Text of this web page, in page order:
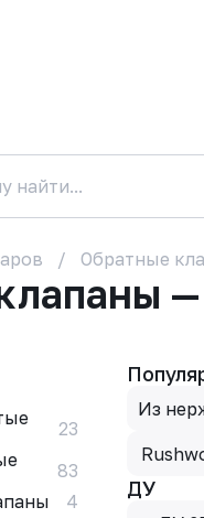
Обратные
23
83
4
Из
ДУ